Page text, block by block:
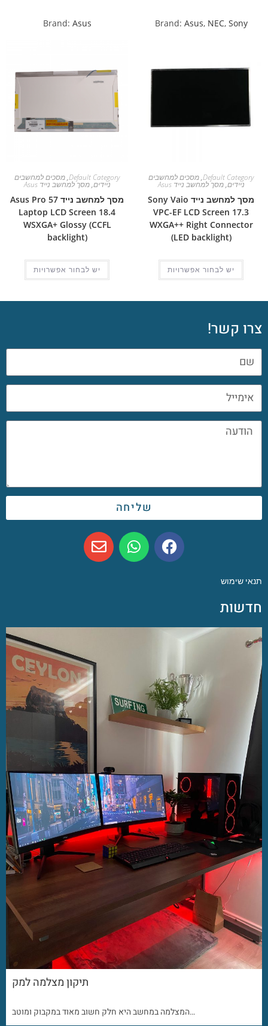
Brand: Asus, NEC, Sony
Default Category
,מסכים למחשבים
ניידים,מסך למחשב נייד Asus
מסך למחשב נייד Sony Vaio
VPC-EF LCD Screen 17.3
WXGA++ Right Connector
(LED backlight)
יש לבחור אפשרויות
Brand: Asus
Default Category
,מסכים למחשבים
ניידים,מסך למחשב נייד Asus
מסך למחשב נייד Asus Pro 57
Laptop LCD Screen 18.4
WSXGA+ Glossy (CCFL
backlight)
יש לבחור אפשרויות
צרו קשר!
שליחה
תנאי שימוש
חדשות
תיקון מצלמה למק
המצלמה במחשב היא חלק חשוב מאוד במקבוק ומוטב…